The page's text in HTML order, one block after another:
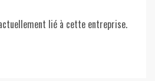
lié à cette entreprise.